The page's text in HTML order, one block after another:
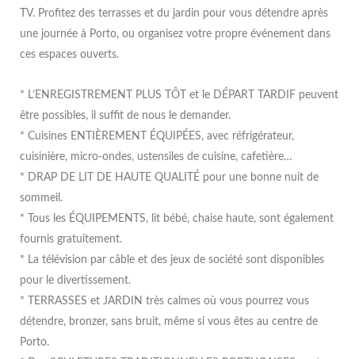
TV. Profitez des terrasses et du jardin pour vous détendre après
une journée à Porto, ou organisez votre propre événement dans
ces espaces ouverts.
* L’ENREGISTREMENT PLUS TÔT et le DÉPART TARDIF peuvent
être possibles, il suffit de nous le demander.
* Cuisines ENTIÈREMENT ÉQUIPÉES, avec réfrigérateur,
cuisinière, micro-ondes, ustensiles de cuisine, cafetière…
* DRAP DE LIT DE HAUTE QUALITÉ pour une bonne nuit de
sommeil.
* Tous les ÉQUIPEMENTS, lit bébé, chaise haute, sont également
fournis gratuitement.
* La télévision par câble et des jeux de société sont disponibles
pour le divertissement.
* TERRASSES et JARDIN très calmes où vous pourrez vous
détendre, bronzer, sans bruit, même si vous êtes au centre de
Porto.